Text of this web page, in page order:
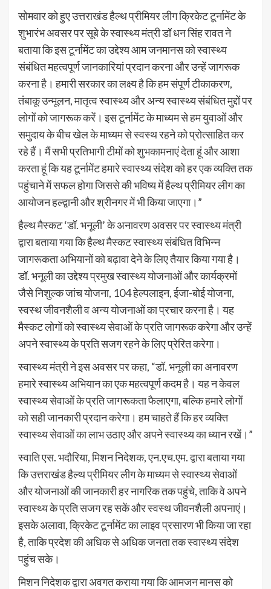
सोमवार को हुए उत्तराखंड हैल्थ प्रीमियर लीग क्रिकेट टूर्नामेंट के
शुभारंभ अवसर पर सूबे के स्वास्थ्य मंत्री डॉ धन सिंह रावत ने
बताया कि इस टूर्नामेंट का उद्देश्य आम जनमानस को स्वास्थ्य
संबंधित महत्वपूर्ण जानकारियां प्रदान करना और उन्हें जागरूक
करना है। हमारी सरकार का लक्ष्य है कि हम संपूर्ण टीकाकरण,
तंबाकू उन्मूलन, मातृत्व स्वास्थ्य और अन्य स्वास्थ्य संबंधित मुद्दों पर
लोगों को जागरूक करें। इस टूर्नामेंट के माध्यम से हम युवाओं और
समुदाय के बीच खेल के माध्यम से स्वस्थ रहने को प्रोत्साहित कर
रहे हैं। मैं सभी प्रतिभागी टीमों को शुभकामनाएं देता हूं और आशा
करता हूं कि यह टूर्नामेंट हमारे स्वास्थ्य संदेश को हर एक व्यक्ति तक
पहुंचाने में सफल होगा जिससे की भविष्य में हैल्थ प्रीमियर लीग का
आयोजन हल्द्वानी और श्रीनगर में भी किया जाएगा।”
हैल्थ मैस्कट ‘डॉ. भनूली’ के अनावरण अवसर पर स्वास्थ्य मंत्री
द्वारा बताया गया कि हैल्थ मैस्कट स्वास्थ्य संबंधित विभिन्न
जागरूकता अभियानों को बढ़ावा देने के लिए तैयार किया गया है।
डॉ. भनूली का उद्देश्य प्रमुख स्वास्थ्य योजनाओं और कार्यक्रमों
जैसे निशुल्क जांच योजना, 104 हेल्पलाइन, ईजा-बोई योजना,
स्वस्थ जीवनशैली व अन्य योजनाओं का प्रचार करना है। यह
मैस्कट लोगों को स्वास्थ्य सेवाओं के प्रति जागरूक करेगा और उन्हें
अपने स्वास्थ्य के प्रति सजग रहने के लिए प्रेरित करेगा।
स्वास्थ्य मंत्री ने इस अवसर पर कहा, “डॉ. भनूली का अनावरण
हमारे स्वास्थ्य अभियान का एक महत्वपूर्ण कदम है। यह न केवल
स्वास्थ्य सेवाओं के प्रति जागरूकता फैलाएगा, बल्कि हमारे लोगों
को सही जानकारी प्रदान करेगा। हम चाहते हैं कि हर व्यक्ति
स्वास्थ्य सेवाओं का लाभ उठाए और अपने स्वास्थ्य का ध्यान रखें।”
स्वाति एस. भदौरिया, मिशन निदेशक, एन.एच.एम. द्वारा बताया गया
कि उत्तराखंड हैल्थ प्रीमियर लीग के माध्यम से स्वास्थ्य सेवाओं
और योजनाओं की जानकारी हर नागरिक तक पहुंचे, ताकि वे अपने
स्वास्थ्य के प्रति सजग रह सकें और स्वस्थ जीवनशैली अपनाएं।
इसके अलावा, क्रिकेट टूर्नामेंट का लाइव प्रसारण भी किया जा रहा
है, ताकि प्रदेश की अधिक से अधिक जनता तक स्वास्थ्य संदेश
पहुंच सके।
मिशन निदेशक द्वारा अवगत कराया गया कि आमजन मानस को